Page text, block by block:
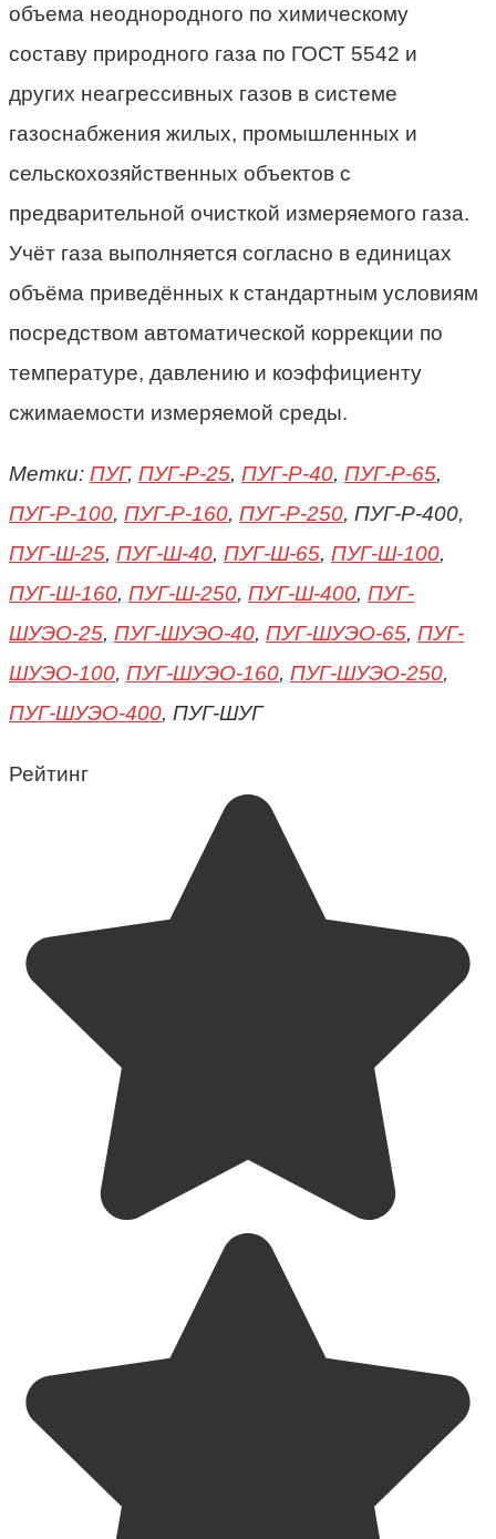
объема неоднородного по химическому
составу природного газа по ГОСТ 5542 и
других неагрессивных газов в системе
газоснабжения жилых, промышленных и
сельскохозяйственных объектов с
предварительной очисткой измеряемого газа.
Учёт газа выполняется согласно в единицах
объёма приведённых к стандартным условиям
посредством автоматической коррекции по
температуре, давлению и коэффициенту
сжимаемости измеряемой среды.
Метки: ПУГ, ПУГ-P-25, ПУГ-P-40, ПУГ-P-65,
ПУГ-P-100, ПУГ-P-160, ПУГ-P-250, ПУГ-P-400,
ПУГ-Ш-25, ПУГ-Ш-40, ПУГ-Ш-65, ПУГ-Ш-100,
ПУГ-Ш-160, ПУГ-Ш-250, ПУГ-Ш-400, ПУГ-
ШУЭО-25, ПУГ-ШУЭО-40, ПУГ-ШУЭО-65, ПУГ-
ШУЭО-100, ПУГ-ШУЭО-160, ПУГ-ШУЭО-250,
ПУГ-ШУЭО-400, ПУГ-ШУГ
Рейтинг